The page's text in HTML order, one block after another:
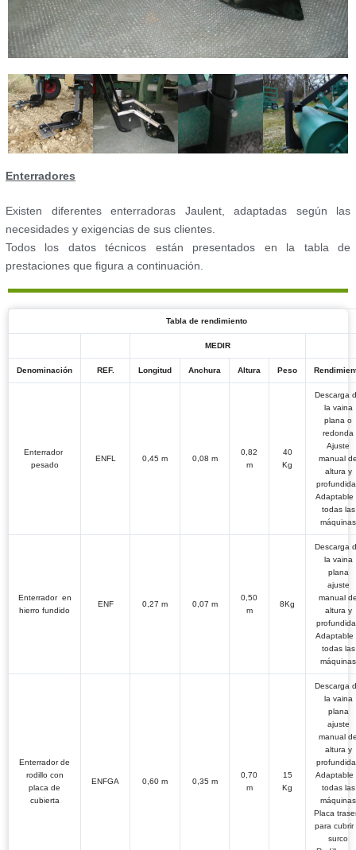
Enterradores
Existen diferentes enterradoras Jaulent, adaptadas según las
necesidades y exigencias de sus clientes.
Todos los datos técnicos están presentados en la tabla de
prestaciones que figura a continuación.
Tabla de rendimiento
MEDIR
Denominación REF. Longitud Anchura Altura Peso
Enterrador
pesado
ENFL 0,45 m 0,08 m
0,82
m
40
Kg
Descarga
la vaina
plana o
redonda
Ajuste
manual
altura y
Adaptable
todas las
máquinas
Enterrador en
hierro fundido
ENF 0,27 m 0,07 m
0,50
m
8Kg
Descarga
la vaina
plana
ajuste
manual
altura y
Adaptable
todas las
máquinas
Enterrador de
rodillo con
placa de
cubierta
ENFGA 0,60 m 0,35 m
0,70
m
15
Kg
Descarga
la vaina
plana
ajuste
manual
altura y
Adaptable
todas las
máquinas
Placa
para cubrir
surco